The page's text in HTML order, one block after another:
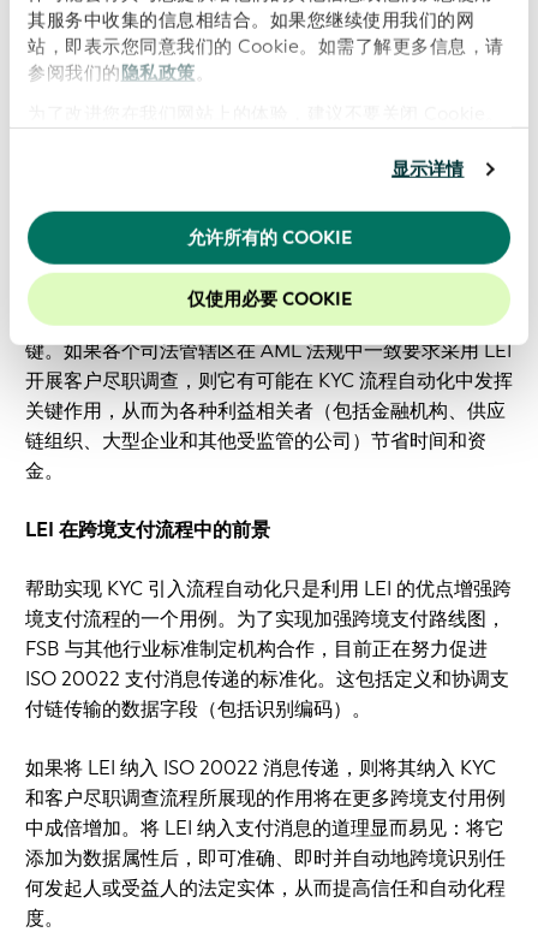
其服务中收集的信息相结合。如果您继续使用我们的网
站，即表示您同意我们的 Cookie。如需了解更多信息，请
参阅我们的隐私政策 。
显示详情
允许所有的 COOKIE
仅使用必要 COOKIE
Ceviant 与尼日利亚一家寻求金融服务的实体合作时，它
可提供自身的 LEI，后者使信任和信心达到该地区罕见的
水平。
用 LEI 每年可为全球银行业节省 20 亿至 40 亿美元的引
400 亿美元的总支出中节省 5% 至 10% 的巨大金额。
LEI 未来还有可能促成人们所说的“永久 KYC”（简称
pKYC），而这是确保引入数据和风险特征保持最新的关
键。如果各个司法管辖区在 AML 法规中一致要求采用 LEI
开展客户尽职调查，则它有可能在 KYC 流程自动化中发挥
关键作用，从而为各种利益相关者（包括金融机构、供应
链组织、大型企业和其他受监管的公司）节省时间和资
金。
LEI 在跨境支付流程中的前景
帮助实现 KYC 引入流程自动化只是利用 LEI 的优点增强跨
境支付流程的一个用例。为了实现加强跨境支付路线图，
FSB 与其他行业标准制定机构合作，目前正在努力促进
ISO 20022 支付消息传递的标准化。这包括定义和协调支
付链传输的数据字段（包括识别编码）。
如果将 LEI 纳入 ISO 20022 消息传递，则将其纳入 KYC
和客户尽职调查流程所展现的作用将在更多跨境支付用例
中成倍增加。将 LEI 纳入支付消息的道理显而易见：将它
添加为数据属性后，即可准确、即时并自动地跨境识别任
何发起人或受益人的法定实体，从而提高信任和自动化程
度。